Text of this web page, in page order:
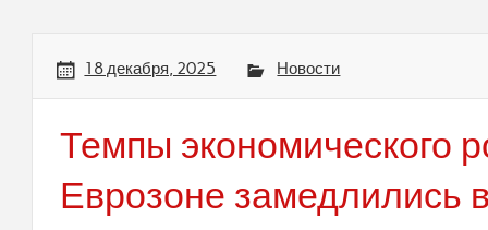
18 декабря, 2025 Новости
Темпы экономического
Еврозоне замедлились